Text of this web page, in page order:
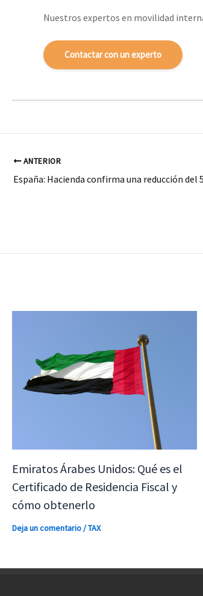
Nuestros expertos en movilidad
Contactar con un experto
ANTERIOR
Emiratos Árabes Unidos: Qué es el
Certificado de Residencia Fiscal y
cómo obtenerlo
Deja un comentario/TAX